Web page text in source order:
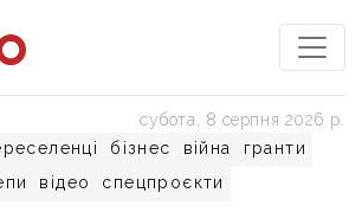
бізнес війна
гранти
відео спецпроєкти
субота, 8 серпня 2026 р.